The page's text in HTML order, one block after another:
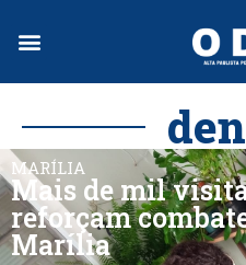
MARÍLIA
Mais de mil
reforçam
Marília